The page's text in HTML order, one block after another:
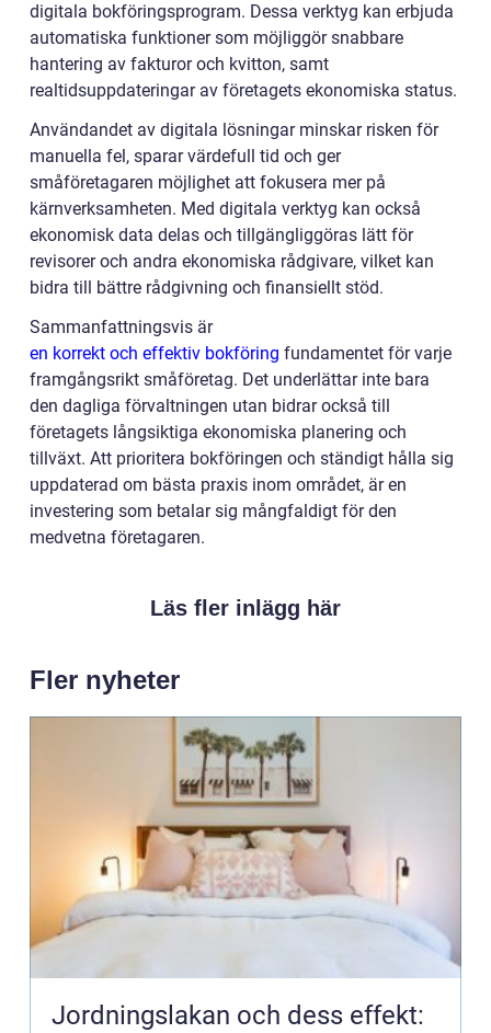
digitala bokföringsprogram. Dessa verktyg kan erbjuda
automatiska funktioner som möjliggör snabbare
hantering av fakturor och kvitton, samt
realtidsuppdateringar av företagets ekonomiska status.
Användandet av digitala lösningar minskar risken för
manuella fel, sparar värdefull tid och ger
småföretagaren möjlighet att fokusera mer på
kärnverksamheten. Med digitala verktyg kan också
ekonomisk data delas och tillgängliggöras lätt för
revisorer och andra ekonomiska rådgivare, vilket kan
bidra till bättre rådgivning och finansiellt stöd.
Sammanfattningsvis är
en korrekt och effektiv bokföring fundamentet för varje
framgångsrikt småföretag. Det underlättar inte bara
den dagliga förvaltningen utan bidrar också till
företagets långsiktiga ekonomiska planering och
tillväxt. Att prioritera bokföringen och ständigt hålla sig
uppdaterad om bästa praxis inom området, är en
investering som betalar sig mångfaldigt för den
medvetna företagaren.
Läs fler inlägg här
Fler nyheter
Jordningslakan och dess effekt: